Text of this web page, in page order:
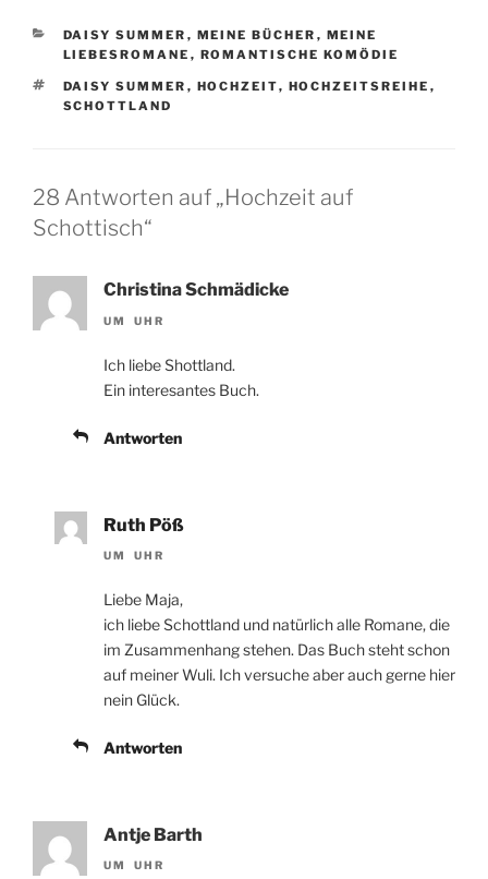
e
b
o
er l
n
KATEGORIEN
DAISY SUMMER , MEINE BÜCHER , MEINE
LIEBESROMANE , ROMANTISCHE KOMÖDIE
SCHLAGWÖRTER
DAISY SUMMER , HOCHZEIT, HOCHZEITSREIHE ,
SCHOTTLAND
28 Antworten auf „Hochzeit auf
Schottisch“
Christina Schmädicke
UM UHR
Ich liebe Shottland.
Ein interesantes Buch.
Antworten
Ruth Pöß
UM UHR
Liebe Maja,
ich liebe Schottland und natürlich alle Romane, die
im Zusammenhang stehen. Das Buch steht schon
auf meiner Wuli. Ich versuche aber auch gerne hier
nein Glück.
Antworten
Antje Barth
UM UHR